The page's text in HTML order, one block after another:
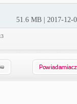
51.6 MB | 2017-12-